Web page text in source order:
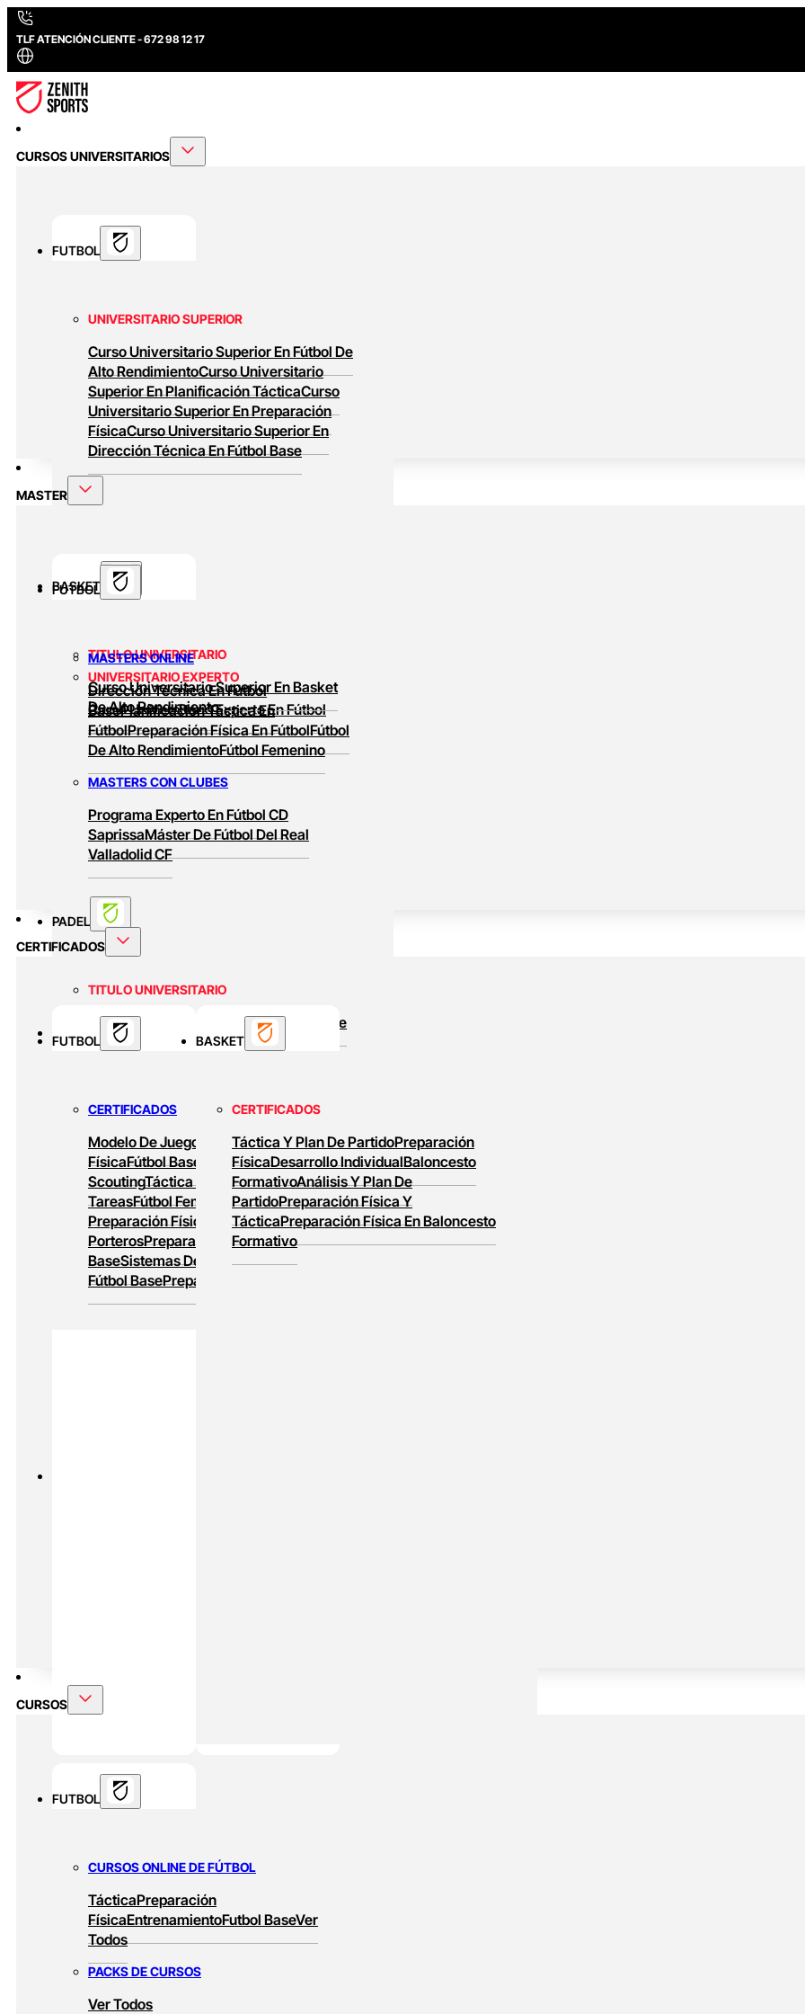
TLF ATENCIÓN CLIENTE - 672 98 12 17
CURSOS UNIVERSITARIOS
FUTBOL
UNIVERSITARIO SUPERIOR
Curso Universitario Superior En Fútbol De
Alto RendimientoCurso Universitario
Superior En Planificación TácticaCurso
Universitario Superior En Preparación
FísicaCurso Universitario Superior En
Dirección Técnica En Fútbol Base
UNIVERSITARIO EXPERTO
Curso Universitario Experto En Fútbol
BASKET
TITULO UNIVERSITARIO
Curso Universitario Superior En Basket
De Alto Rendimiento
PADEL
TITULO UNIVERSITARIO
Curso Universitario Técnico En Padel De
Alto Rendimiento
MASTER
FUTBOL
MASTERS ONLINE
Dirección Técnica En Fútbol
BasePlanificación Táctica En
FútbolPreparación Física En FútbolFútbol
De Alto RendimientoFútbol Femenino
MASTERS CON CLUBES
Programa Experto En Fútbol CD
SaprissaMáster De Fútbol Del Real
Valladolid CF
BASKET
MASTERS ONLINE
Baloncesto Formativo
Preparación Física
En BaloncestoBaloncesto De Alto
Rendimiento
CERTIFICADOS
FUTBOL
CERTIFICADOS
Modelo De Juego
Preparación
FísicaFútbol Base
Análisis Y
ScoutingTáctica OfensivaDiseño De
TareasFútbol FemeninoTareas De
Preparación Física
Entrenamiento De
PorterosPreparación Física En Fútbol
BaseSistemas De JuegoEntrenamiento En
Fútbol BasePreparación Física Y Táctica
BASKET
CERTIFICADOS
Táctica Y Plan De PartidoPreparación
FísicaDesarrollo IndividualBaloncesto
FormativoAnálisis Y Plan De
PartidoPreparación Física Y
TácticaPreparación Física En Baloncesto
Formativo
CURSOS
FUTBOL
CURSOS ONLINE DE FÚTBOL
TácticaPreparación
FísicaEntrenamientoFutbol BaseVer
Todos
PACKS DE CURSOS
Ver Todos